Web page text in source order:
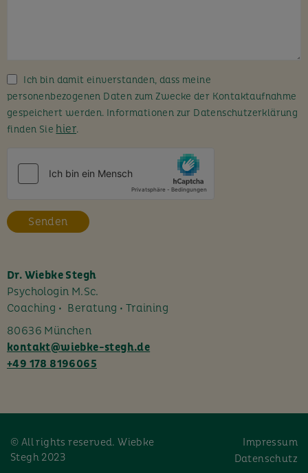
e
d
i
e
e
l
e
e
r
.
Ich bin damit einverstanden, dass meine
personenbezogenen Daten zum Zwecke der Kontaktaufnahme
gespeichert werden. Informationen zur Datenschutzerklärung
finden Sie hier.
Dr. Wiebke Stegh
Psychologin M.Sc.
Coaching • Beratung • Training
80636 München
kontakt@wiebke-stegh.de
+49 178 8196065
Impressum
Datenschutz
© All rights reserved. Wiebke
Stegh 2023